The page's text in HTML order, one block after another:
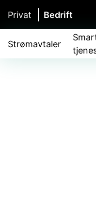
Privat Bedrift
Strømavtaler